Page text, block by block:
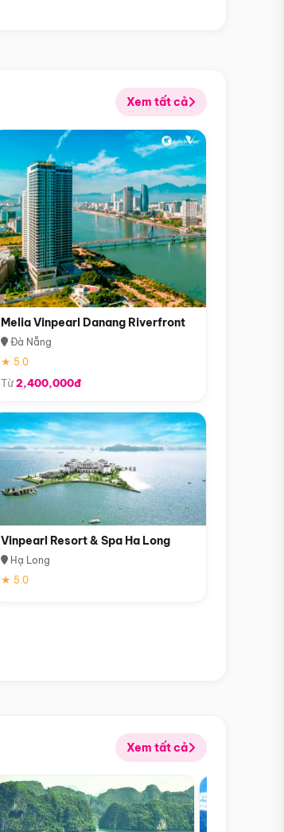
Xem tất cả
Melia Vinpearl Danang Riverfront
Đà Nẵng
★ 5.0
Từ2,400,000đ
Vinpearl Resort & Spa Ha Long
Hạ Long
★ 5.0
Xem tất cả